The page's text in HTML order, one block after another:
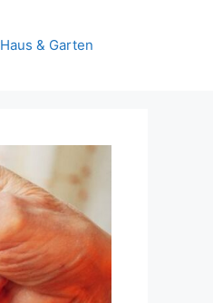
Haus & Garten